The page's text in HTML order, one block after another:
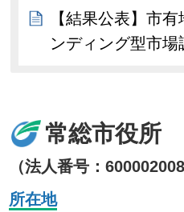
【結果公表】市
ンディング型市
常総市役所
（法人番号：
所在地